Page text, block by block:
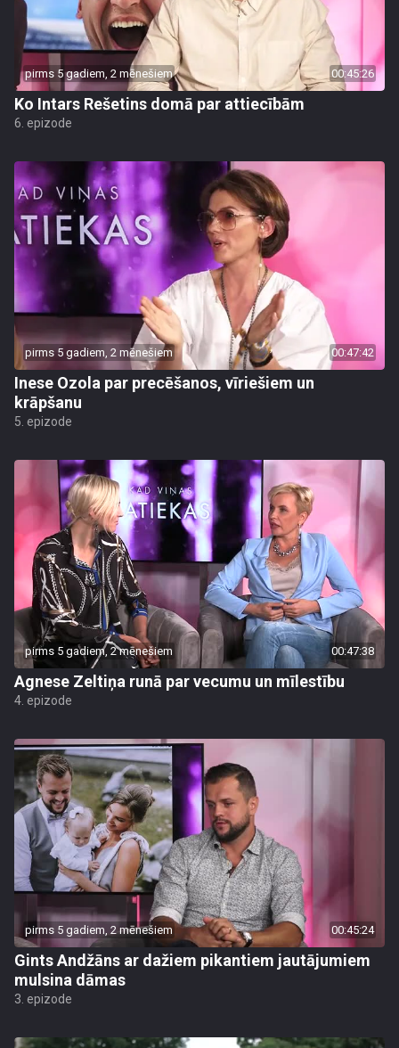
pirms 5 gadiem, 2 mēnešiem 00:45:26
Ko Intars Rešetins domā par attiecībām
6. epizode
pirms 5 gadiem, 2 mēnešiem 00:47:42
Inese Ozola par precēšanos, vīriešiem un
krāpšanu
5. epizode
pirms 5 gadiem, 2 mēnešiem 00:47:38
Agnese Zeltiņa runā par vecumu un mīlestību
4. epizode
pirms 5 gadiem, 2 mēnešiem 00:45:24
Gints Andžāns ar dažiem pikantiem jautājumiem
mulsina dāmas
3. epizode